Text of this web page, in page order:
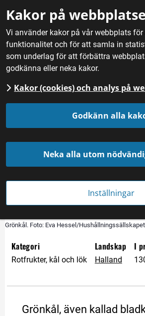
Kakor på
Vi använder kakor på vår webbplats
funktionalitet och för att samla in
som underlag för att förbättra
godkänna eller neka kakor.
Kakor (cookies) och analys på
Godkänn alla
Neka alla utom
Inställningar
Hem / Mat / Rotfrukter, kål och lök /
Grönkål
Grönkål. Foto: Eva Hessel/
Kategori
Rotfrukter, kål och lök
Landskap
Halland
I
Grönkål, även kallad